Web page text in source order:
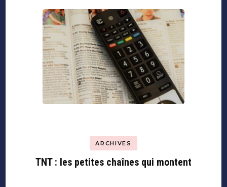
ARCHIVES
TNT : les petites chaînes qui montent